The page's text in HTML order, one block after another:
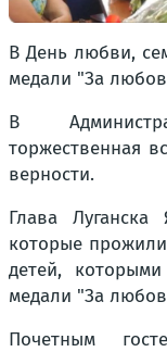
В День любви,
медали "За
В
торжественная
верности.
Глава
которые
детей,
медали "За
Почетным